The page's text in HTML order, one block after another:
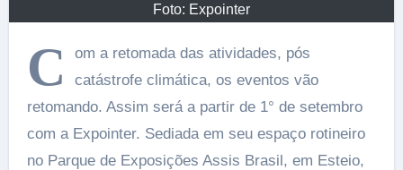
Foto: Expointer
C
om a retomada das atividades, pós
catástrofe climática, os eventos vão
retomando. Assim será a partir de 1° de setembro
com a Expointer. Sediada em seu espaço rotineiro
no Parque de Exposições Assis Brasil, em Esteio,